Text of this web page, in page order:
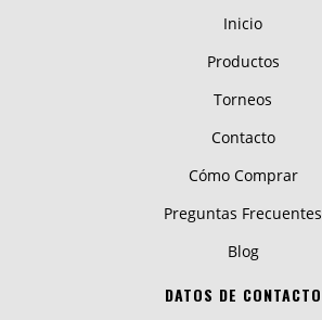
Inicio
Productos
Torneos
Contacto
Cómo Comprar
Preguntas Frecuentes
Blog
DATOS DE CONTACTO